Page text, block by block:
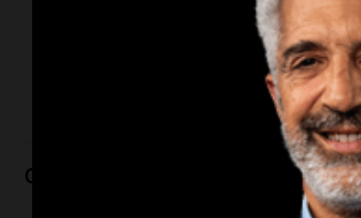
Franco Narváez compartió un video donde se
escucha el timbre de la unidad mientras está vacía. A
la par, el chofer tuvo varios comentarios que
destacaban la similitud de su voz con la del
Opinión